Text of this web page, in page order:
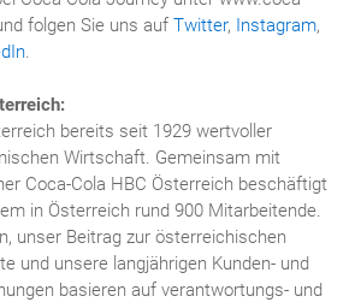
folgen Sie uns auf Twitter, Instagram,
.
bereits seit 1929 wertvoller
Wirtschaft. Gemeinsam mit
Coca-Cola HBC Österreich beschäftigt
in Österreich rund 900 Mitarbeitende.
unser Beitrag zur österreichischen
und unsere langjährigen Kunden- und
basieren auf verantwortungs- und